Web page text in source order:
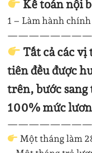
Kế toán nội
1 – Làm hành
————————
Tất cả các
tiên đều được
trên, bước
100% mức
————————
Một tháng làm